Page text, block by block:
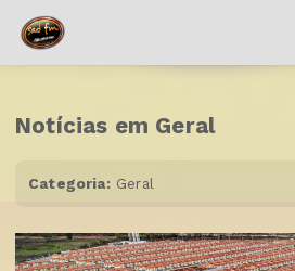
Notícias em Geral
Categoria: Geral